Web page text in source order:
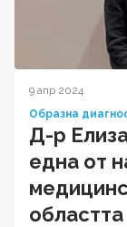
9 апр 2024
Образна
Д-р
една от